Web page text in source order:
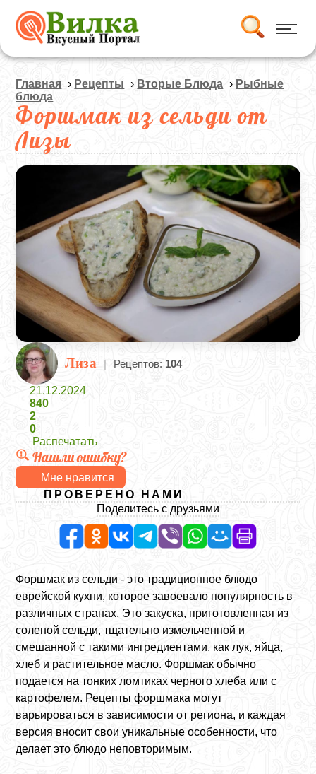
Главная › Рецепты › Вторые Блюда › Рыбные
блюда
Форшмак из сельди от
Лизы
Лиза | Рецептов: 104
21.12.2024
840
2
0
Распечатать
Нашли ошибку?
Мне нравится
ПРОВЕРЕНО НАМИ
Поделитесь с друзьями
Форшмак из сельди - это традиционное блюдо
еврейской кухни, которое завоевало популярность в
различных странах. Это закуска, приготовленная из
соленой сельди, тщательно измельченной и
смешанной с такими ингредиентами, как лук, яйца,
хлеб и растительное масло. Форшмак обычно
подается на тонких ломтиках черного хлеба или с
картофелем. Рецепты форшмака могут
варьироваться в зависимости от региона, и каждая
версия вносит свои уникальные особенности, что
делает это блюдо неповторимым.